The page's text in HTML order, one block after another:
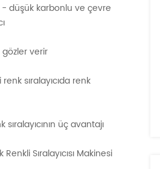
- düşük karbonlu ve çevre
verir
sıralayıcıda renk
üç avantajı
Renkli Sıralayıcısı Makinesi